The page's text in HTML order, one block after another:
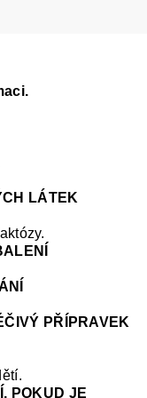
LÁTEK
PŘÍPRAVEK
POKUD JE